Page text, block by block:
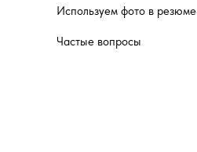
Используем фото в резюме
Частые вопросы